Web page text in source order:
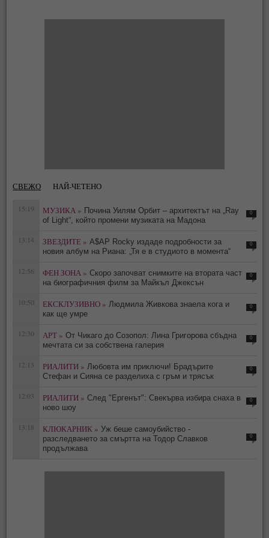
СВЕЖО НАЙ-ЧЕТЕНО
15:19 МУЗИКА » Почина Уилям Орбит – архитектът на „Ray
of Light“, който промени музиката на Мадона
0
13:14 ЗВЕЗДИТЕ » A$AP Rocky издаде подробности за
новия албум на Риана: „Тя е в студиото в момента“
0
12:56 ФЕН ЗОНА » Скоро започват снимките на втората част
на биографичния филм за Майкъл Джексън
0
10:50 ЕКСКЛУЗИВНО » Людмила Живкова знаела кога и
как ще умре
0
12:30 АРТ » От Чикаго до Созопол: Лина Григорова сбъдна
мечтата си за собствена галерия
0
12:13 РИАЛИТИ » Любовта им приключи! Брадърите
Стефан и Сияна се разделиха с гръм и трясък
0
12:03 РИАЛИТИ » След "Ергенът": Свекърва избира снаха в
ново шоу
0
13:18 КЛЮКАРНИК » Уж беше самоубийство -
разследването за смъртта на Тодор Славков
продължава
0